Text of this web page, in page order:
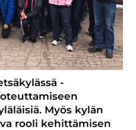
-
Myös kylän
rooli kehittämisen